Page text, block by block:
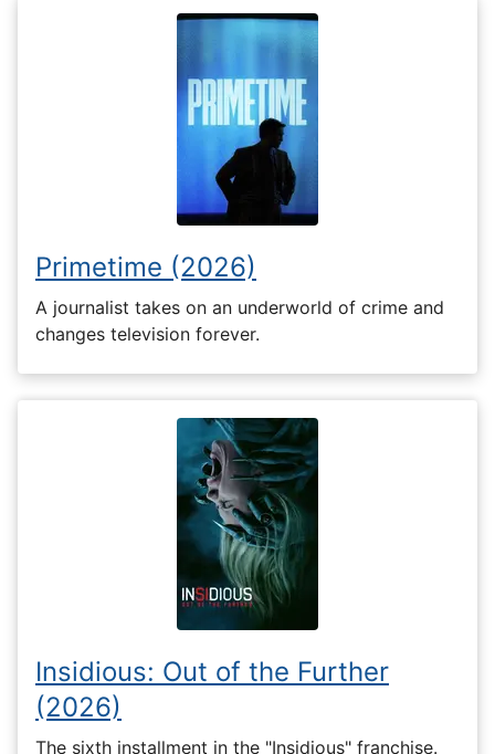
Primetime (2026)
A journalist takes on an underworld of crime and
changes television forever.
Insidious: Out of the Further
(2026)
The sixth installment in the "Insidious" franchise.